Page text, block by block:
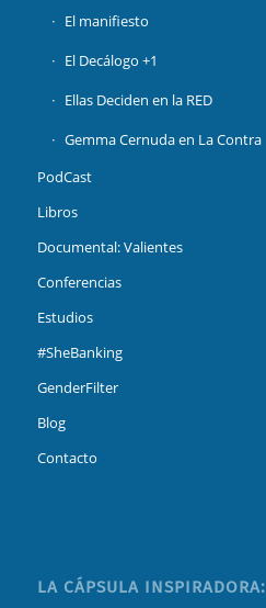
El manifiesto
El Decálogo +1
Ellas Deciden en la RED
Gemma Cernuda en La Contra
PodCast
Libros
Documental: Valientes
Conferencias
Estudios
#SheBanking
GenderFilter
Blog
Contacto
LA CÁPSULA INSPIRADORA: